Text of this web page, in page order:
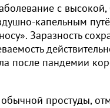
с
капельным
Заразность
после пандемии
простуды,